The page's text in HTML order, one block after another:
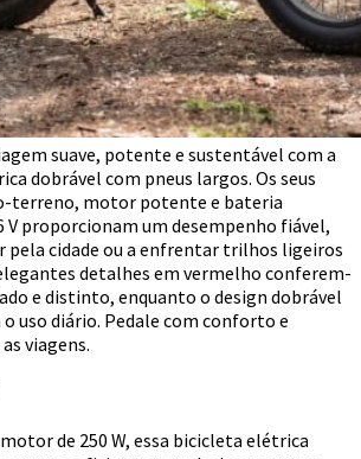
suave, potente e sustentável com a
dobrável com pneus largos. Os seus
terreno, motor potente e bateria
V proporcionam um desempenho fiável,
pela cidade ou a enfrentar trilhos ligeiros
detalhes em vermelho conferem-
e distinto, enquanto o design dobrável
uso diário. Pedale com conforto e
viagens.
de 250 W, essa bicicleta elétrica